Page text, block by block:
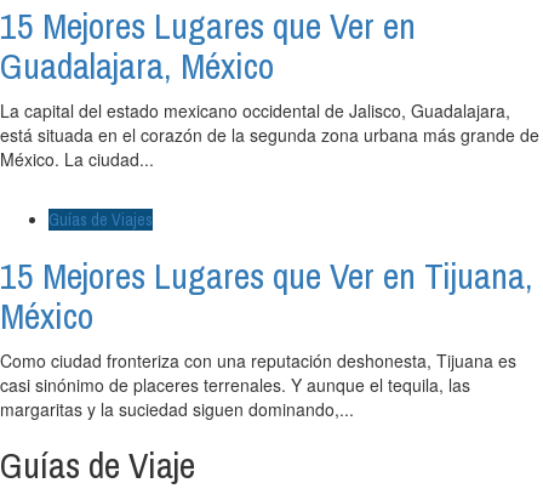
15 Mejores Lugares que Ver en
Guadalajara, México
La capital del estado mexicano occidental de Jalisco, Guadalajara,
está situada en el corazón de la segunda zona urbana más grande de
México. La ciudad...
Guías de Viajes
15 Mejores Lugares que Ver en Tijuana,
México
Como ciudad fronteriza con una reputación deshonesta, Tijuana es
casi sinónimo de placeres terrenales. Y aunque el tequila, las
margaritas y la suciedad siguen dominando,...
Guías de Viaje